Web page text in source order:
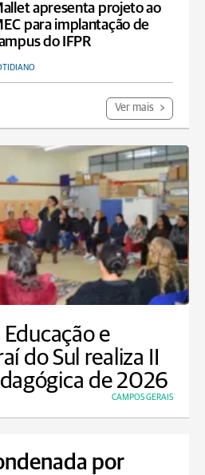
apresenta projeto ao
para implantação de
do IFPR
Ver mais
e
do Sul realiza II
de 2026
CAMPOS GERAIS
por